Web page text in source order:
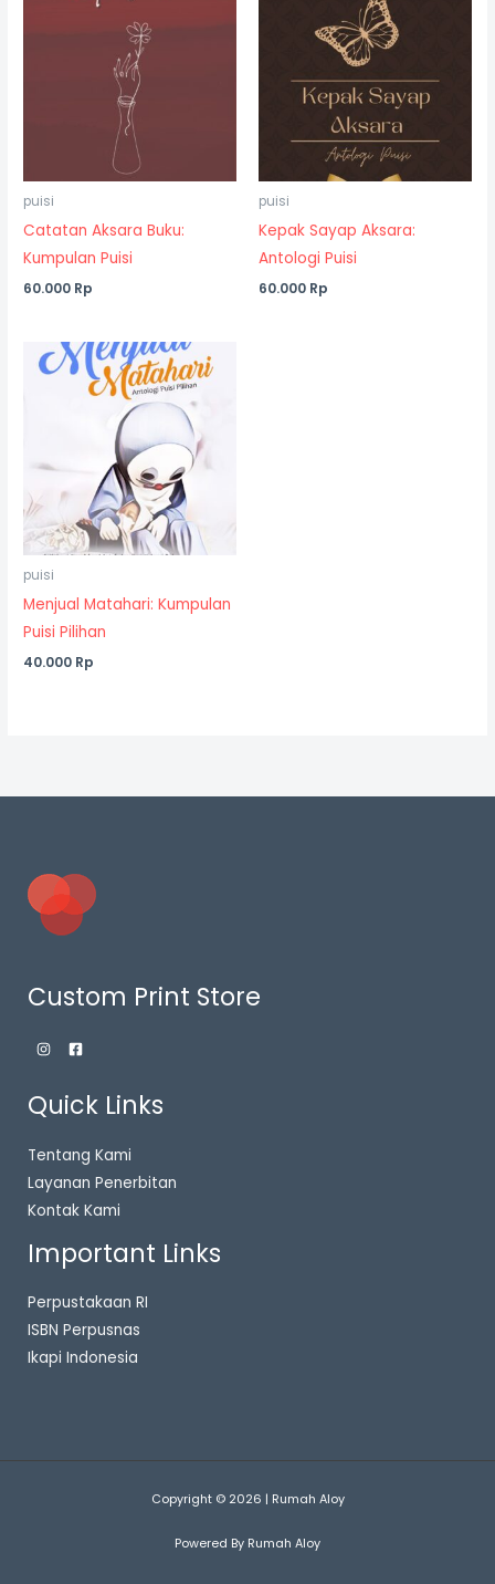
puisi
Catatan Aksara Buku:
Kumpulan Puisi
60.000 Rp
puisi
Kepak Sayap Aksara:
Antologi Puisi
60.000 Rp
puisi
Menjual Matahari: Kumpulan
Puisi Pilihan
40.000 Rp
Custom Print Store
Quick Links
Tentang Kami
Layanan Penerbitan
Kontak Kami
Important Links
Perpustakaan RI
ISBN Perpusnas
Ikapi Indonesia
Copyright © 2026 | Rumah Aloy
Powered By Rumah Aloy